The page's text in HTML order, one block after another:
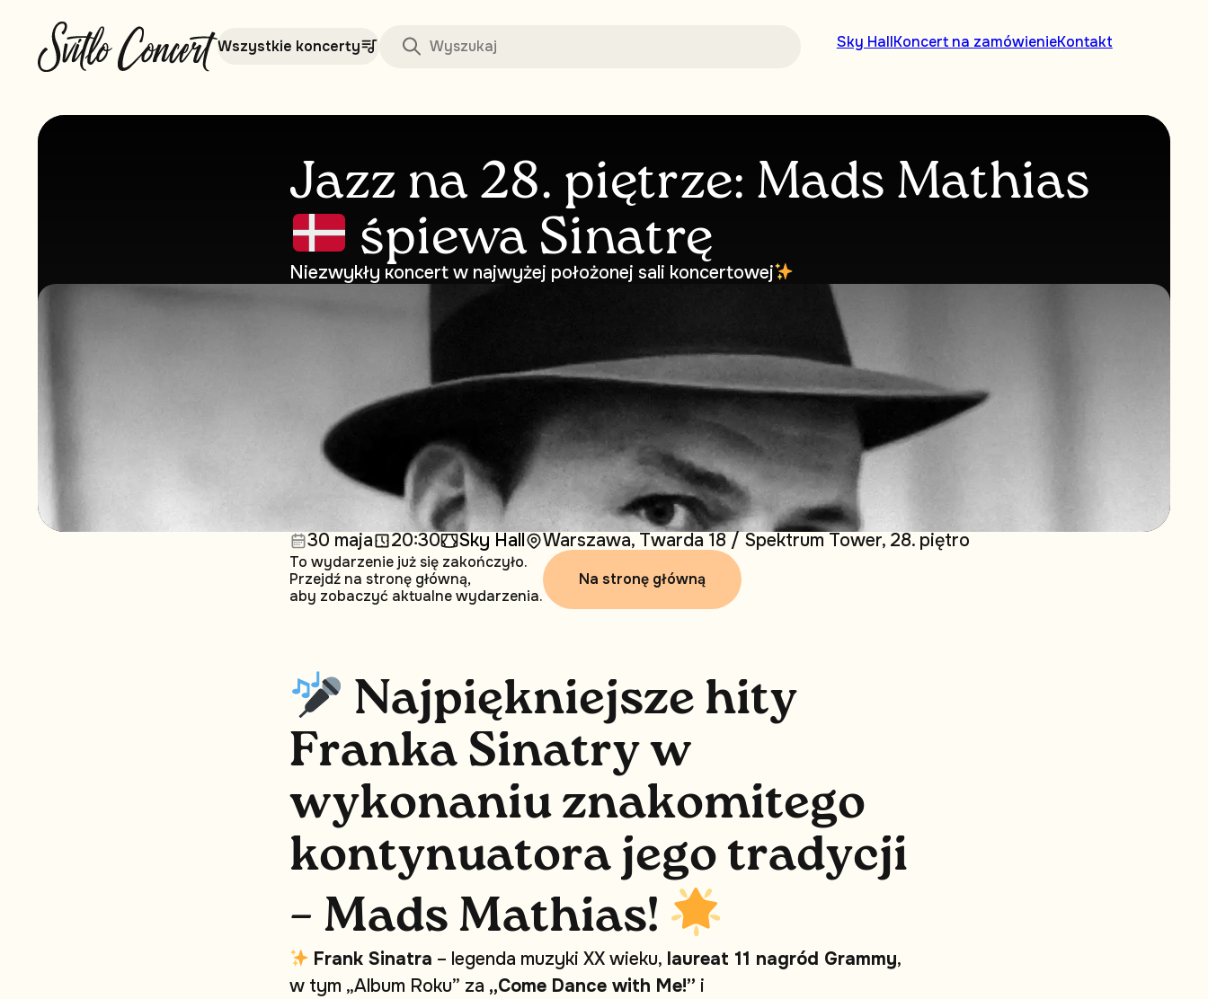
Wszystkie koncerty Sky HallKoncert na zamówienieKontakt
Jazz na 28. piętrze: Mads Mathias
śpiewa Sinatrę
Niezwykły кoncert w najwyżej położonej sali koncertowej
30 maja 20:30 Sky Hall Warszawa, Twarda 18 / Spektrum Tower, 28. piętro
To wydarzenie już się zakończyło.
Przejdź na stronę główną,
aby zobaczyć aktualne wydarzenia.
Na stronę główną
Najpiękniejsze hity
Franka Sinatry w
wykonaniu znakomitego
kontynuatora jego tradycji
– Mads Mathias!
Frank Sinatra – legenda muzyki XX wieku, laureat 11 nagród Grammy,
w tym „Album Roku” za „Come Dance with Me!” i